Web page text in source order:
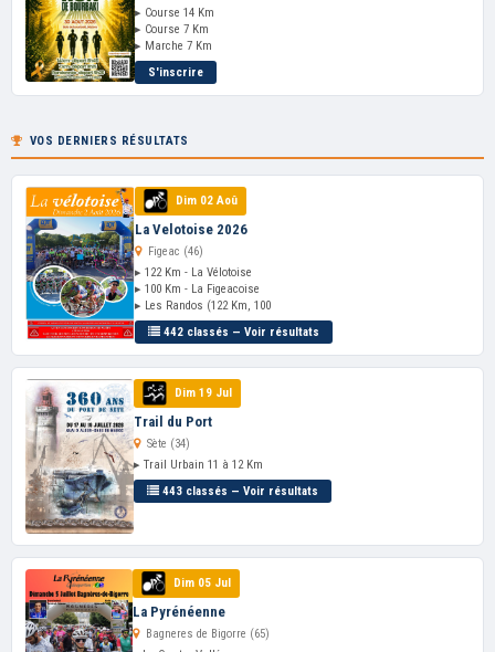
▸ Course 14 Km
▸ Course 7 Km
▸ Marche 7 Km
S'inscrire
VOS DERNIERS RÉSULTATS
Dim 02 Aoû
La Velotoise 2026
Figeac (46)
▸ 122 Km - La Vélotoise
▸ 100 Km - La Figeacoise
▸ Les Randos (122 Km, 100
442 classés — Voir résultats
Dim 19 Jul
Trail du Port
Sète (34)
▸ Trail Urbain 11 à 12 Km
443 classés — Voir résultats
Dim 05 Jul
La Pyrénéenne
Bagneres de Bigorre (65)